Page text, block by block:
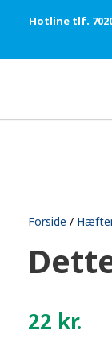
Hotline tlf.
Forside /
22 kr.